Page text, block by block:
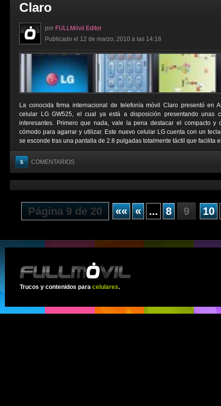
Claro
por FULLMóvil Editor
Publicado el 12 de marzo, 2010 a las 14:18
La conocida firma internacional de telefonía móvil Claro presentó en
celular LG GW525, el cual ya está a disposición presentando unas
interesantes. Primero que nada, vale la pena destacar el compacto y
cómodo para agarrar y utilizar. Este nuevo celular LG cuenta con un
se esconde tras una pantalla de 2.8 pulgadas totalmente táctil que facilita
5 COMENTARIOS
Página 9 de 20 «« « ... 8 9 10
Trucos y contenidos para celulares.